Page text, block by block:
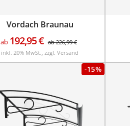
Vordach Braunau
ab 192,95€ ab226,99€
inkl. 20% MwSt., zzgl. Versand
-15%